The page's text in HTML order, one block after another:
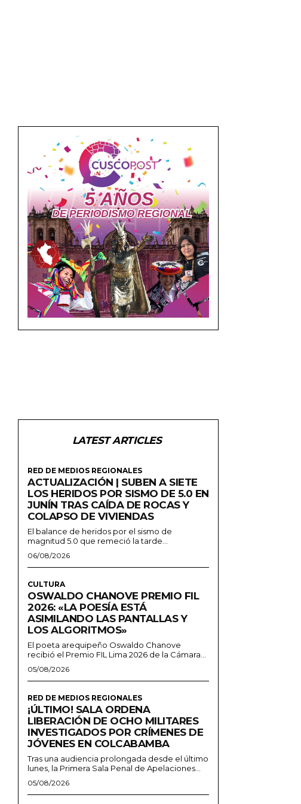
LATEST ARTICLES
RED DE MEDIOS REGIONALES
ACTUALIZACIÓN | SUBEN A SIETE
LOS HERIDOS POR SISMO DE 5.0 EN
JUNÍN TRAS CAÍDA DE ROCAS Y
COLAPSO DE VIVIENDAS
El balance de heridos por el sismo de
magnitud 5.0 que remeció la tarde...
06/08/2026
CULTURA
OSWALDO CHANOVE PREMIO FIL
2026: «LA POESÍA ESTÁ
ASIMILANDO LAS PANTALLAS Y
LOS ALGORITMOS»
El poeta arequipeño Oswaldo Chanove
recibió el Premio FIL Lima 2026 de la Cámara...
05/08/2026
RED DE MEDIOS REGIONALES
¡ÚLTIMO! SALA ORDENA
LIBERACIÓN DE OCHO MILITARES
INVESTIGADOS POR CRÍMENES DE
JÓVENES EN COLCABAMBA
Tras una audiencia prolongada desde el último
lunes, la Primera Sala Penal de Apelaciones...
05/08/2026